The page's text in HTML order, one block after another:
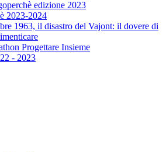
edizione 2023
2023-2024
1963, il disastro del Vajont: il dovere di
Progettare Insieme
- 2023